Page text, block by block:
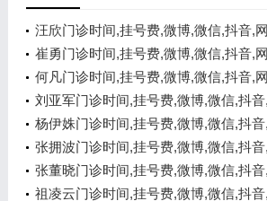
汪欣门诊时间,挂号费,微博,微信,抖音,
电话,在线咨询
崔勇门诊时间,挂号费,微博,微信,抖音,
电话,在线咨询
何凡门诊时间,挂号费,微博,微信,抖音,
电话,在线咨询
刘亚军门诊时间,挂号费,微博,微信,抖
询电话,在线咨询
杨伊姝门诊时间,挂号费,微博,微信,抖
询电话,在线咨询
张拥波门诊时间,挂号费,微博,微信,抖
询电话,在线咨询
张董晓门诊时间,挂号费,微博,微信,抖
询电话,在线咨询
祖凌云门诊时间,挂号费,微博,微信,抖